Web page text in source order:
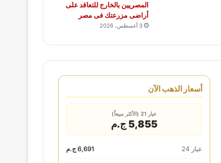
المصريين بالخارج للتعاقد على
أراضى مزرعتك فى مصر
3 أغسطس، 2026
أسعار الذهب الآن
عيار 21 (الأكثر مبيعاً)
5,855 ج.م
عيار 24 6,691 ج.م